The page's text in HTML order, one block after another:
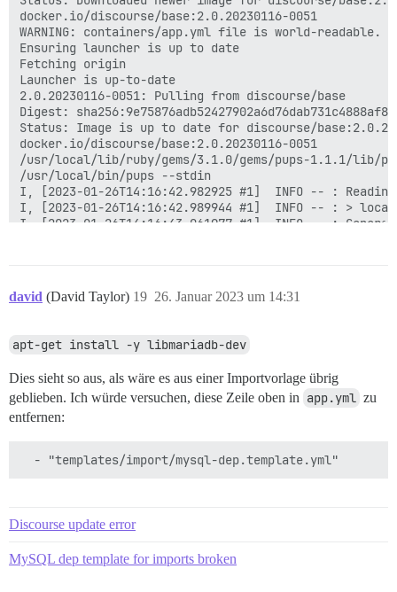
david (David Taylor) 26. Januar 2023 um 14:31
19
apt-get install -y libmariadb-dev
Dies sieht so aus, als wäre es aus einer Importvorlage übrig
geblieben. Ich würde versuchen, diese Zeile oben in app.yml zu
entfernen:
Discourse update error
MySQL dep template for imports broken